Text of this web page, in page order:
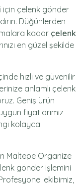
için çelenk gönder
Düğünlerden
kadar çelenk
en güzel şekilde
hızlı ve güvenilir
anlamlı çelenk
Geniş ürün
fiyatlarımız
kolayca
Maltepe Organize
gönder işlemini
ekibimiz,